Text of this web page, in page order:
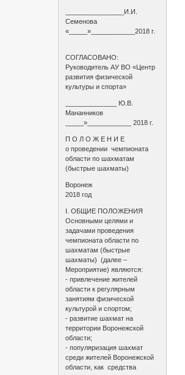
________________И.И.
Семенова
«_____»____________2018 г.
СОГЛАСОВАНО:
Руководитель АУ ВО «Центр
развития физической
культуры и спорта»
______________ Ю.В.
Мананников
_____»____________ 2018 г.
П О Л О Ж Е Н И Е
о проведении чемпионата
области по шахматам
(быстрые шахматы)
Воронеж
2018 год
I. ОБЩИЕ ПОЛОЖЕНИЯ
Основными целями и
задачами проведения
чемпионата области по
шахматам (быстрые
шахматы) (далее –
Мероприятие) являются:
- привлечение жителей
области к регулярным
занятиям физической
культурой и спортом;
- развитие шахмат на
территории Воронежской
области;
- популяризация шахмат
среди жителей Воронежской
области, как средства